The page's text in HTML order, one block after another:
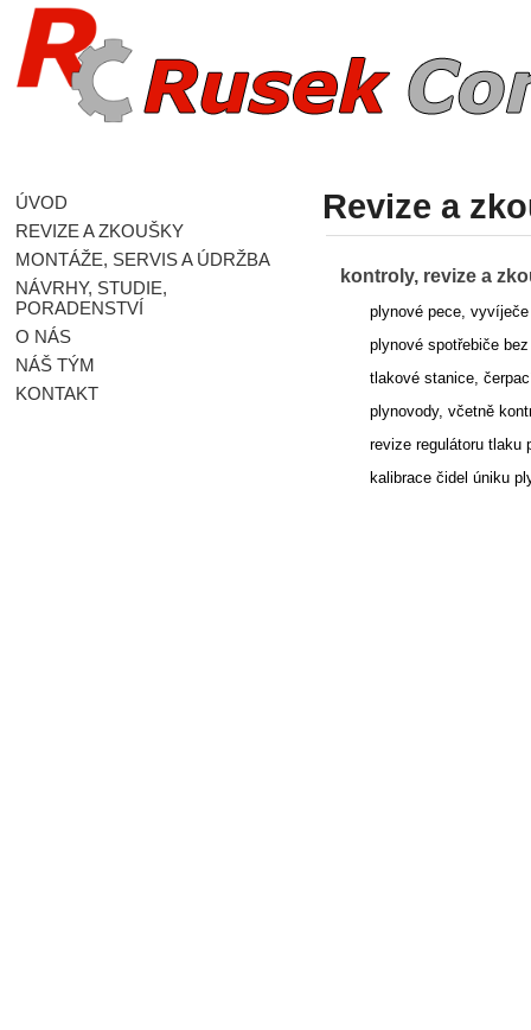
ÚVOD
REVIZE A ZKOUŠKY
MONTÁŽE, SERVIS A ÚDRŽBA
NÁVRHY, STUDIE,
PORADENSTVÍ
O NÁS
NÁŠ TÝM
KONTAKT
Revize a
kontroly, revize a
plynové pece, vyvíječe
plynové spotřebiče
tlakové stanice,
plynovody, včetně
revize regulátoru tlaku
kalibrace čidel úniku